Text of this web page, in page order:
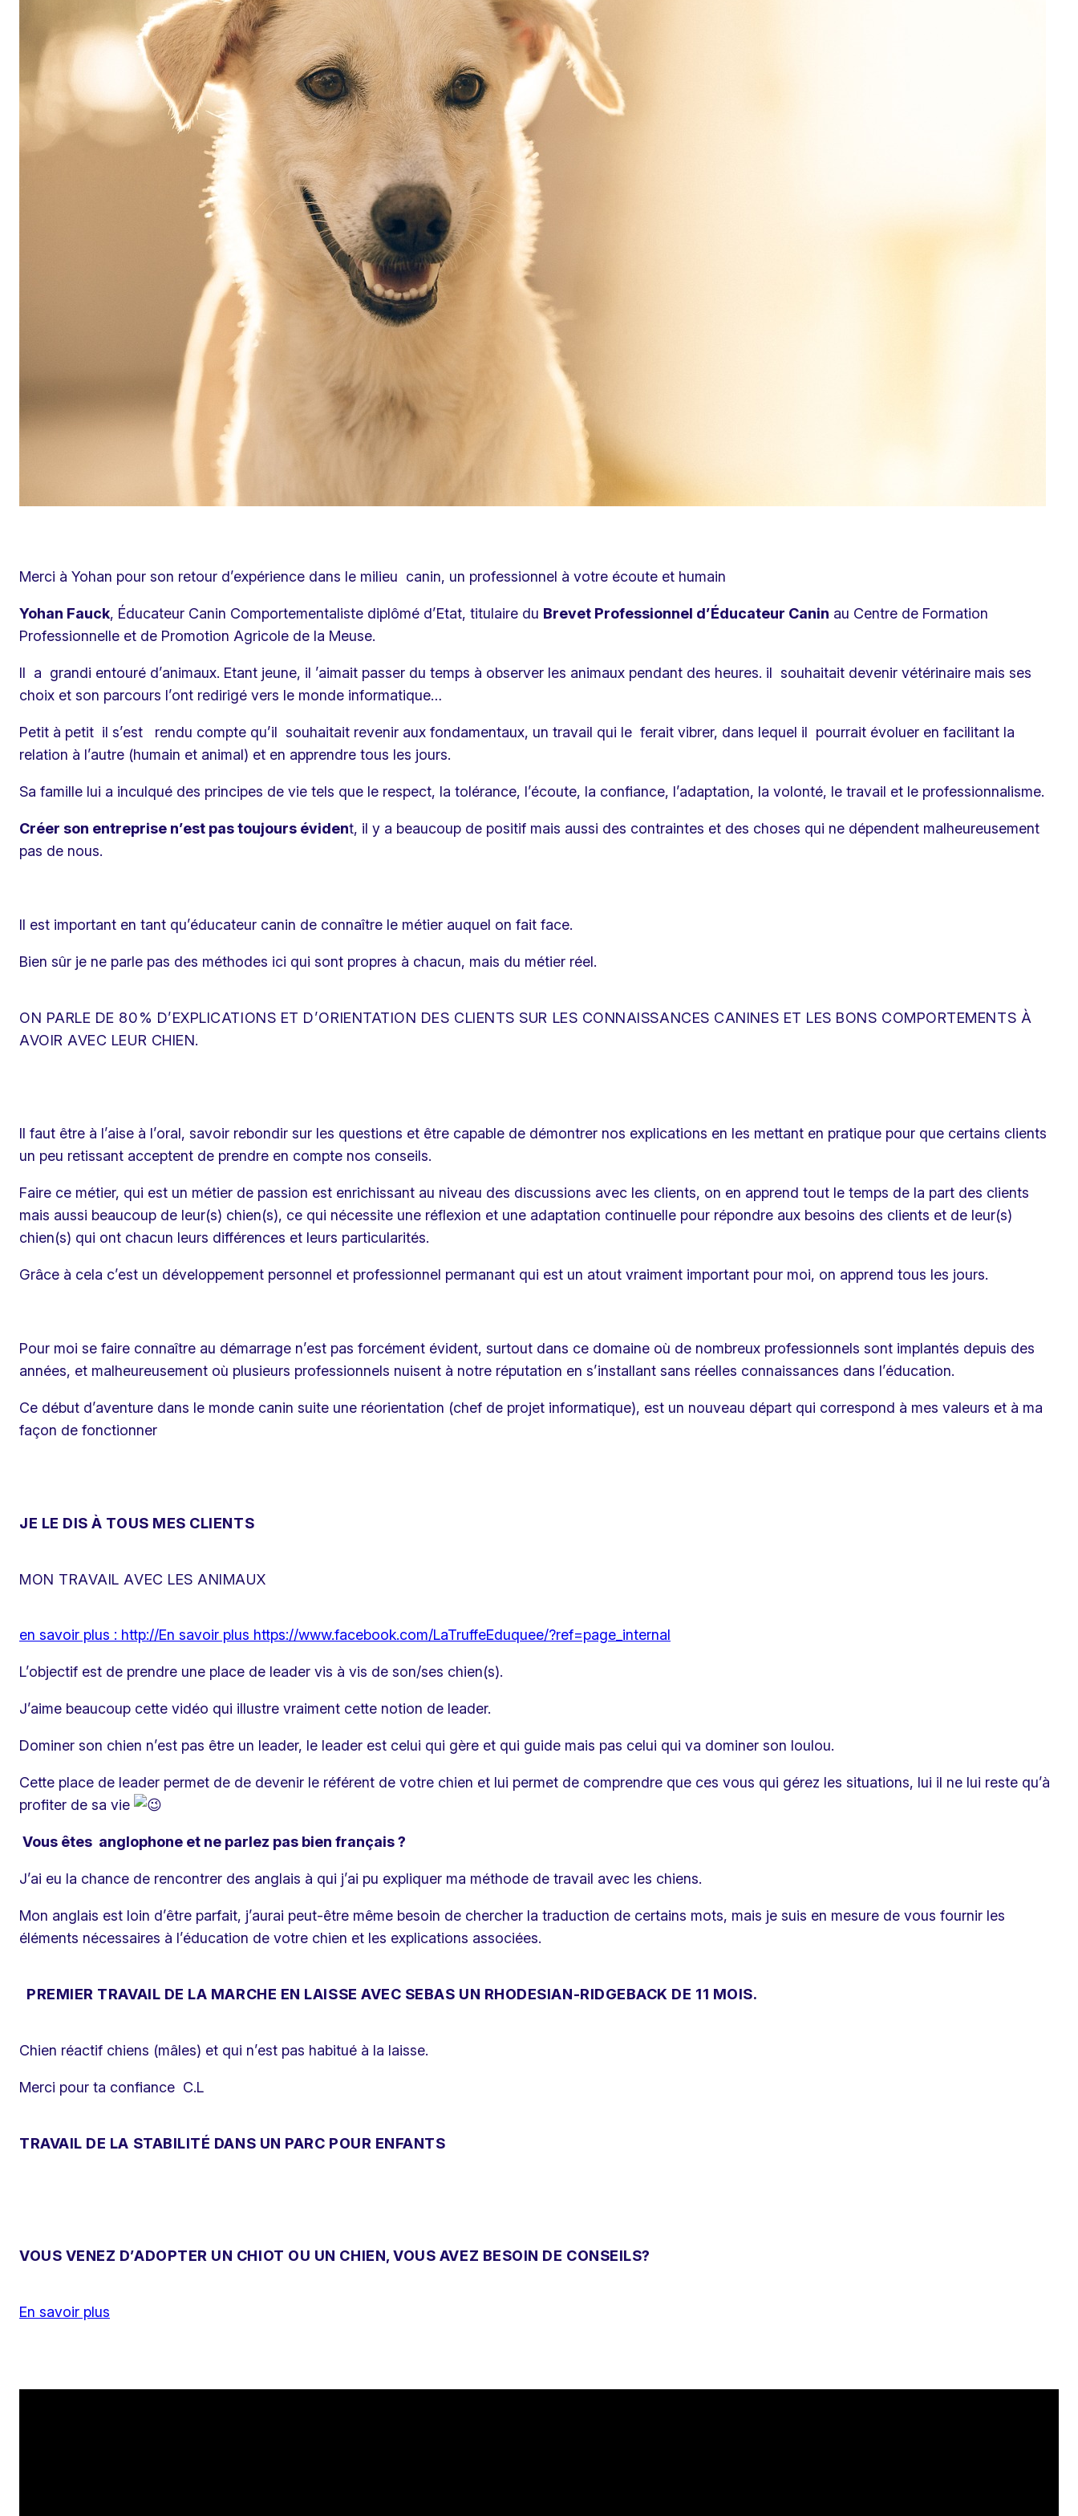
Merci à Yohan pour son retour d’expérience dans le milieu canin, un professionnel à votre écoute et humain
Yohan Fauck, Éducateur Canin Comportementaliste diplômé d’Etat, titulaire du Brevet Professionnel d’Éducateur Canin au Centre de Formation
Professionnelle et de Promotion Agricole de la Meuse.
Il a grandi entouré d’animaux. Etant jeune, il ’aimait passer du temps à observer les animaux pendant des heures. il souhaitait devenir vétérinaire mais ses
choix et son parcours l’ont redirigé vers le monde informatique…
Petit à petit il s’est rendu compte qu’il souhaitait revenir aux fondamentaux, un travail qui le ferait vibrer, dans lequel il pourrait évoluer en facilitant la
relation à l’autre (humain et animal) et en apprendre tous les jours.
Sa famille lui a inculqué des principes de vie tels que le respect, la tolérance, l’écoute, la confiance, l’adaptation, la volonté, le travail et le professionnalisme.
Créer son entreprise n’est pas toujours évident, il y a beaucoup de positif mais aussi des contraintes et des choses qui ne dépendent malheureusement
pas de nous.
Il est important en tant qu’éducateur canin de connaître le métier auquel on fait face.
Bien sûr je ne parle pas des méthodes ici qui sont propres à chacun, mais du métier réel.
ON PARLE DE 80% D’EXPLICATIONS ET D’ORIENTATION DES CLIENTS SUR LES CONNAISSANCES CANINES ET LES BONS COMPORTEMENTS À
AVOIR AVEC LEUR CHIEN.
Il faut être à l’aise à l’oral, savoir rebondir sur les questions et être capable de démontrer nos explications en les mettant en pratique pour que certains clients
un peu retissant acceptent de prendre en compte nos conseils.
Faire ce métier, qui est un métier de passion est enrichissant au niveau des discussions avec les clients, on en apprend tout le temps de la part des clients
mais aussi beaucoup de leur(s) chien(s), ce qui nécessite une réflexion et une adaptation continuelle pour répondre aux besoins des clients et de leur(s)
chien(s) qui ont chacun leurs différences et leurs particularités.
Grâce à cela c’est un développement personnel et professionnel permanant qui est un atout vraiment important pour moi, on apprend tous les jours.
Pour moi se faire connaître au démarrage n’est pas forcément évident, surtout dans ce domaine où de nombreux professionnels sont implantés depuis des
années, et malheureusement où plusieurs professionnels nuisent à notre réputation en s’installant sans réelles connaissances dans l’éducation.
Ce début d’aventure dans le monde canin suite une réorientation (chef de projet informatique), est un nouveau départ qui correspond à mes valeurs et à ma
façon de fonctionner
JE LE DIS À TOUS MES CLIENTS
MON TRAVAIL AVEC LES ANIMAUX
en savoir plus : http://En savoir plus https://www.facebook.com/LaTruffeEduquee/?ref=page_internal
L’objectif est de prendre une place de leader vis à vis de son/ses chien(s).
J’aime beaucoup cette vidéo qui illustre vraiment cette notion de leader.
Dominer son chien n’est pas être un leader, le leader est celui qui gère et qui guide mais pas celui qui va dominer son loulou.
Cette place de leader permet de de devenir le référent de votre chien et lui permet de comprendre que ces vous qui gérez les situations, lui il ne lui reste qu’à
profiter de sa vie
Vous êtes anglophone et ne parlez pas bien français ?
J’ai eu la chance de rencontrer des anglais à qui j’ai pu expliquer ma méthode de travail avec les chiens.
Mon anglais est loin d’être parfait, j’aurai peut-être même besoin de chercher la traduction de certains mots, mais je suis en mesure de vous fournir les
éléments nécessaires à l’éducation de votre chien et les explications associées.
PREMIER TRAVAIL DE LA MARCHE EN LAISSE AVEC SEBAS UN RHODESIAN-RIDGEBACK DE 11 MOIS.
Chien réactif chiens (mâles) et qui n’est pas habitué à la laisse.
Merci pour ta confiance C.L
TRAVAIL DE LA STABILITÉ DANS UN PARC POUR ENFANTS
VOUS VENEZ D’ADOPTER UN CHIOT OU UN CHIEN, VOUS AVEZ BESOIN DE CONSEILS?
En savoir plus